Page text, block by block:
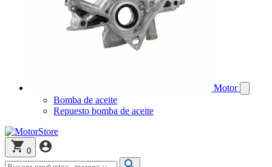
Motor
Bomba de aceite
Repuesto bomba de aceite
0